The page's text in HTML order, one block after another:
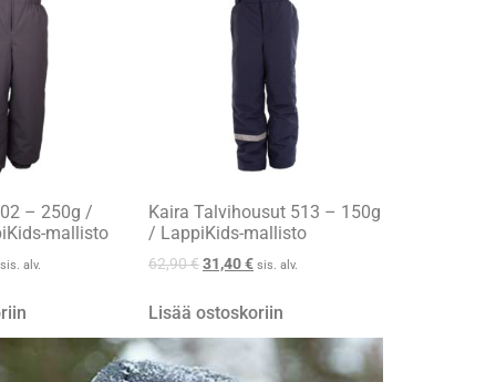
– 250g /
mallisto
sis. alv.
Kaira Talvihousut 513 – 150g
/ LappiKids-mallisto
62,90€31,40€ sis. alv.
Lisää ostoskoriin